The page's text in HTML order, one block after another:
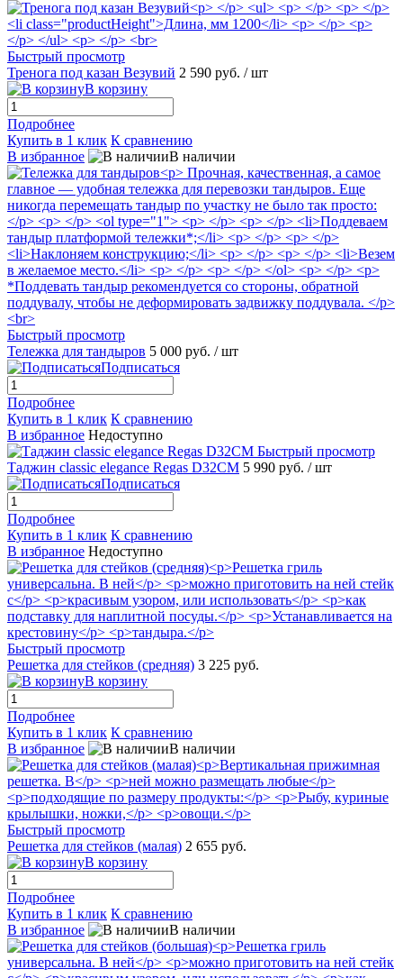
Быстрый просмотр
Тренога под казан Везувий 2 590 руб. / шт
В корзину
Подробнее
Купить в 1 клик К сравнению
В избранное
В наличии
Быстрый просмотр
Тележка для тандыров 5 000 руб. / шт
Подписаться
Подробнее
Купить в 1 клик К сравнению
В избранное Недоступно
Быстрый просмотр
Таджин classic elegance Regas D32СМ 5 990 руб. / шт
Подписаться
Подробнее
Купить в 1 клик К сравнению
В избранное Недоступно
Быстрый просмотр
Решетка для стейков (средняя) 3 225 руб.
В корзину
Подробнее
Купить в 1 клик К сравнению
В избранное
В наличии
Быстрый просмотр
Решетка для стейков (малая) 2 655 руб.
В корзину
Подробнее
Купить в 1 клик К сравнению
В избранное
В наличии